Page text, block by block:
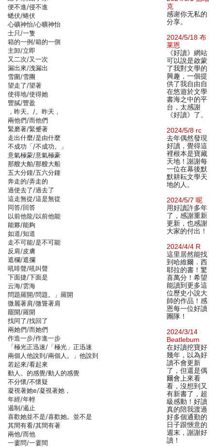
便不進/侵不進
蟋伏/蜷伏
心礦神怡/心曠神怡
士只/一隻
箱的一例/箱的一側
主卸/立即
又二次/又一次
漏出來/洩漏出
雪圍/雪團
望走了/望著
使得地/使得她
豐膩/豐盈
，昨天。/。昨天，
兩他們/而他們
緊磨著/緊蹙著
走出什麼/是由什麼
不成功「/不成功。」
意氣極蒙/意氣極豪
那艘大舶/那艘大船
五大分鐘/五六分鐘
奔走的/弄走的
過使去了/過去了
這走無從/這是無從
同答/回答
以前他龍/以前他能
能夥/能夠
如道/知道
走不可能/是不可能
反肩/皮膚
遮欄/遮攔
吼啡聲/吼叫聲
下面捷/下面是
云海/雲海
問題羅開/問題。」羅開
微麗著肩/微聳著肩
罷開/羅開
找同了/找回了
兩她們/而她們
作造一步/作進一步
「極光正迅速/「極光」正迅速
兩個人他說到/兩個人。」他說到
若起來/看起來
動人。的感覺/動人的感覺
不分懷/不懷疑
凝視著她e/凝視著她，
年經/年輕
遏制/遏止
喜歡她並不是/喜歡她。並不是
其間有看/其間有著
兩他/而他
一霎問/一霎間
克
感谢你无私的
分享。
2024/5/18 布
莱恩
《好讀》網站
可以說是啟蒙
了我對文學的
興趣，一個提
供了我自由自
在悠遊於文學
書海之中的平
台，太感謝
《好讀》了。
2024/5/8 rc
去年偶然發現
好讀，覺得這
裡根本是寶藏
天地！謝謝每
一位在幕後默
默耕耘文學天
地的人。
2024/5/7 呢
用好讀許多年
了，感謝重新
更新，也感謝
大家的付出！
2024/4/4 R
這里居然能找
到哈維爾．西
耶拉的書！驚
喜萬分！希望
能讀到更多這
位歷史小說大
師的作品！感
恩每一位好讀
團隊！
2024/3/14
Beatlebum
在好讀挖寶好
幾年，以為好
讀不會更新
了，但還是偶
爾會上來看
看，沒想到又
有新書了，超
級感動！好讀
真的陪我渡過
好多個通勤的
日子跟愜意的
週末，謝謝好
讀！